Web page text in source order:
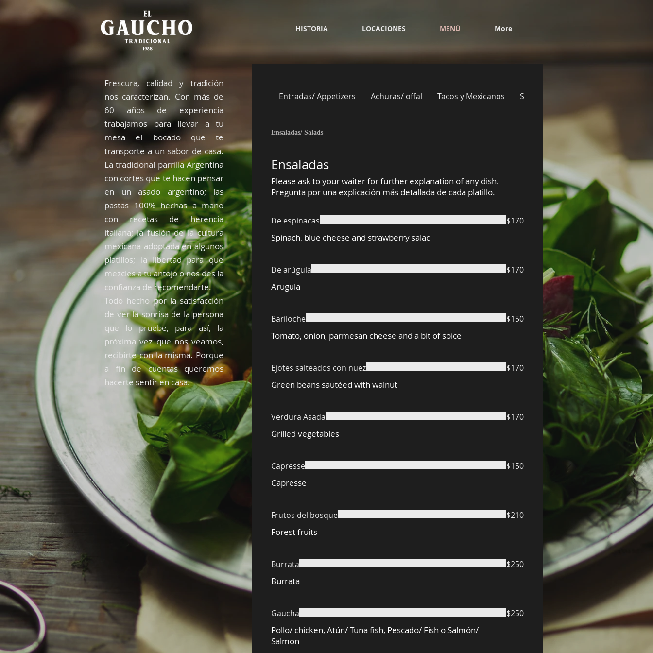
Frescura, calidad y tradición
nos caracterizan. Con más de
60 años de experiencia
trabajamos para llevar a tu
mesa el bocado que te
transporte a un sabor de casa.
La tradicional parrilla Argentina
con cortes que te hacen pensar
en un asado argentino; las
pastas 100% hechas a mano
con recetas de herencia
italiana; la fusión de la cultura
mexicana adoptada en algunos
platillos; la libertad para que
mezcles a tu antojo o nos des la
confianza de recomendarte.
Todo hecho por la satisfacción
de ver la sonrisa de la persona
que lo pruebe, para así, la
próxima vez que nos veamos,
recibirte con la misma. Porque
a fin de cuentas queremos
hacerte sentir en casa.
Entradas/ Appetizers Achuras/ offal Tacos y Mexicanos Sopas y caldos/ soups and broths
Ensaladas/ Salads
Ensaladas
Please ask to your waiter for further explanation of any dish.
Pregunta por una explicación más detallada de cada platillo.
De espinacas
Spinach, blue cheese and strawberry salad
$170
De arúgula
Arugula
$170
Bariloche
Tomato, onion, parmesan cheese and a bit of spice
$150
Ejotes salteados con nuez
Green beans sautéed with walnut
$170
Verdura Asada
Grilled vegetables
$170
Capresse
Capresse
$150
Frutos del bosque
Forest fruits
$210
Burrata
Burrata
$250
Gaucha
Pollo/ chicken, Atún/ Tuna fish, Pescado/ Fish o Salmón/
Salmon
$250
HISTORIA LOCACIONES MENÚ More